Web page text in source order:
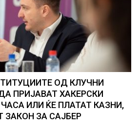
ОД КЛУЧНИ
ПРИЈАВАТ ХАКЕРСКИ
ИЛИ ЌЕ ПЛАТАТ КАЗНИ,
ЗА САЈБЕР